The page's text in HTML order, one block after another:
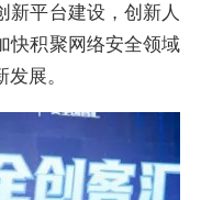
新平台建设，创新人
快积聚网络安全领域
展。